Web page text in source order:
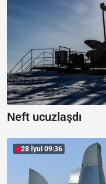
Neft ucuzlaşdı
28 İyul 09:36